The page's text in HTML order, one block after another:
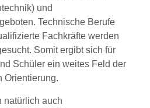
und
Technische Berufe
Fachkräfte werden
Somit ergibt sich für
Schüler ein weites Feld der
Orientierung.
natürlich auch